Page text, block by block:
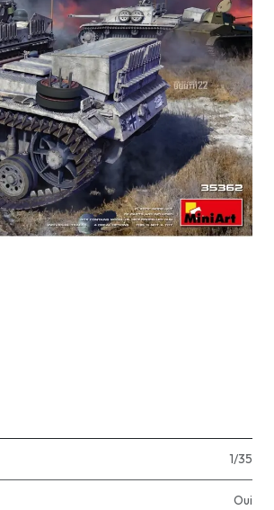
1/35
Oui